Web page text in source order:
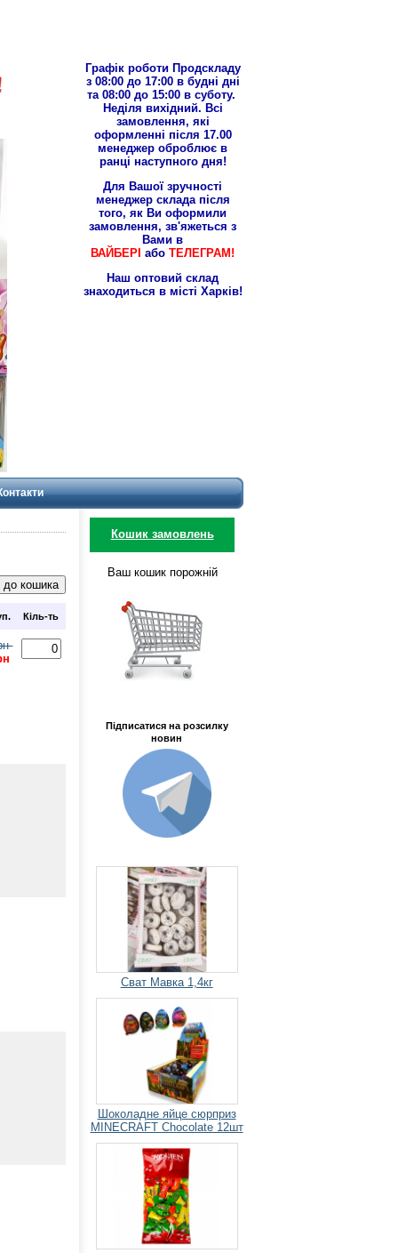
Графік роботи Продскладу
з 08:00 до 17:00 в будні дні
та 08:00 до 15:00 в суботу.
Неділя вихідний. Всі
замовлення, які
оформленні після 17.00
менеджер оброблює в
ранці наступного дня!
Для Вашої зручності
менеджер склада після
того, як Ви оформили
замовлення, зв'яжеться з
Вами в
ВАЙБЕРІ або ТЕЛЕГРАМ!
Наш оптовий склад
знаходиться в місті Харків!
Кіль-ть
Кошик замовлень
Ваш кошик порожній
Підписатися на розсилку
новин
Сват Мавка 1,4кг
Шоколадне яйце сюрприз
MINECRAFT Chocolate 12шт